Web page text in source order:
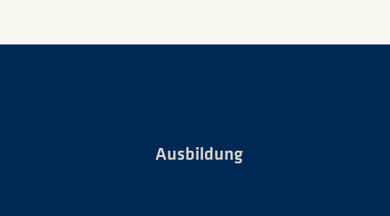
Ausbildung